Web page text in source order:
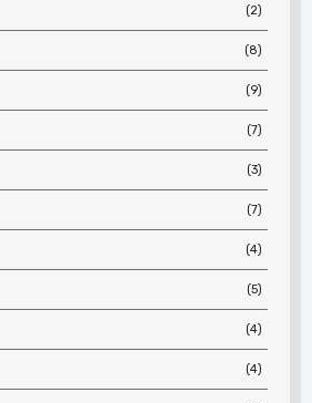
(2)
(8)
(9)
(7)
(3)
(7)
(4)
(5)
(4)
(4)